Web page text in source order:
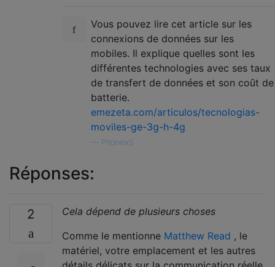
Vous pouvez lire cet article sur les
connexions de données sur les
mobiles. Il explique quelles sont les
différentes technologies avec ses taux
de transfert de données et son coût de
batterie.
emezeta.com/articulos/tecnologias-
moviles-ge-3g-h-4g
PhoneixS
Réponses:
2
Cela dépend de plusieurs choses
Comme le mentionne Matthew Read , le
matériel, votre emplacement et les autres